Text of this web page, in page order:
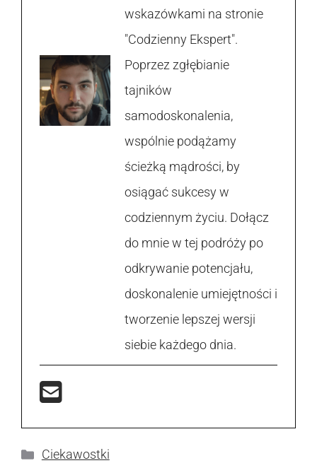
wskazówkami na stronie
"Codzienny Ekspert".
Poprzez zgłębianie
tajników
samodoskonalenia,
wspólnie podążamy
ścieżką mądrości, by
osiągać sukcesy w
codziennym życiu. Dołącz
do mnie w tej podróży po
odkrywanie potencjału,
doskonalenie umiejętności i
tworzenie lepszej wersji
siebie każdego dnia.
Kategorie
Ciekawostki